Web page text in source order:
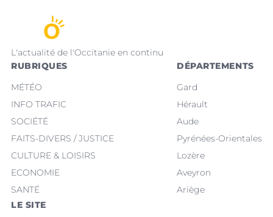
L'actualité de l'Occitanie en continu
RUBRIQUES
MÉTÉO
INFO TRAFIC
SOCIÉTÉ
FAITS-DIVERS / JUSTICE
CULTURE & LOISIRS
ECONOMIE
SANTÉ
DÉPARTEMENTS
Gard
Hérault
Aude
Pyrénées-Orientales
Lozère
Aveyron
Ariège
LE SITE